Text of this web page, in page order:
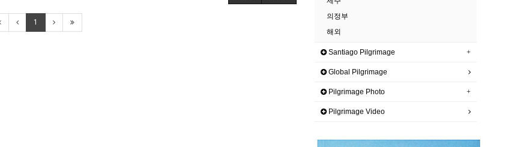
1
의정부
해외
Santiago Pilgrimage
Global Pilgrimage
Pilgrimage Photo
Pilgrimage Video